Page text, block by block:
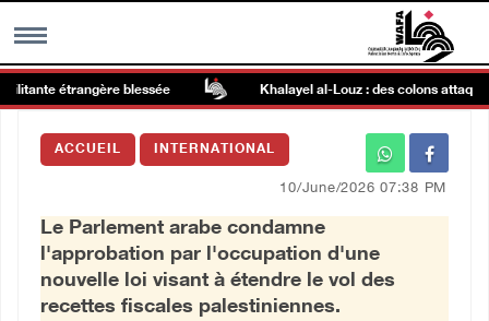
MENU
Galerie d’images
Centre palestinien
étrangère blessée Khalayel al-Louz : des colons attaquent
ACCUEIL INTERNATIONAL
10/June/2026 07:38 PM
Le Parlement arabe condamne
l'approbation par l'occupation d'une
nouvelle loi visant à étendre le vol des
recettes fiscales palestiniennes.